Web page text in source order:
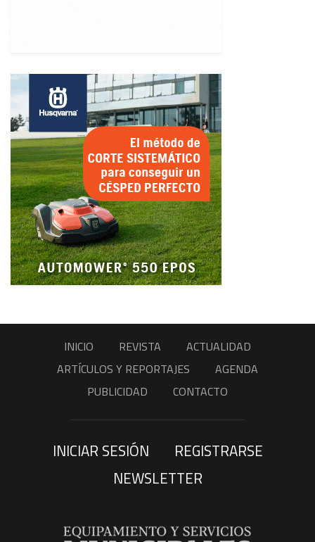
INICIO REVISTA
ACTUALIDAD
ARTÍCULOS Y REPORTAJES
AGENDA
PUBLICIDAD
CONTACTO
INICIAR SESIÓN
REGISTRARSE
NEWSLETTER